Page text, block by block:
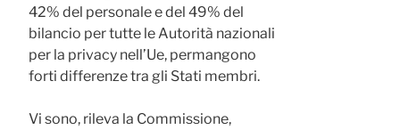
42% del personale e del 49% del
bilancio per tutte le Autorità nazionali
per la privacy nell’Ue, permangono
forti differenze tra gli Stati membri.
Vi sono, rileva la Commissione,